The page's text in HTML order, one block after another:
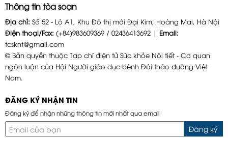
Thông tin tòa soạn
Địa chỉ: Số 52 - Lô A1, Khu Đô thị mới Đại Kim, Hoàng Mai, Hà Nội
Điện thoại/Fax: (+84)983609369 / 02436413692 | Email:
tcsknt@gmail.com
© Bản quyền thuộc Tạp chí điện tử Sức khỏe Nội tiết - Cơ quan
ngôn luận của Hội Người giáo dục bệnh Đái tháo đường Việt
Nam.
ĐĂNG KÝ NHẬN TIN
Đăng ký để nhận những thông tin mới nhất qua email
Đăng ký